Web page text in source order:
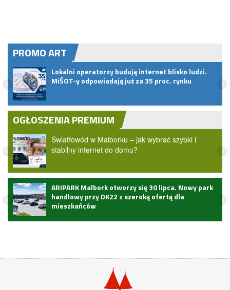
PROMO ART
Lokalni operatorzy budują internet blisko ludzi.
MiŚOT-y odpowiadają już za 35 proc. rynku
OGŁOSZENIA PREMIUM
Światłowód w Malborku – jak wybrać szybki i
stabilny internet do domu?
ARIPARK Malbork otworzy się 30 lipca. Nowy park
handlowy przy DK22 z szeroką ofertą dla
mieszkańców